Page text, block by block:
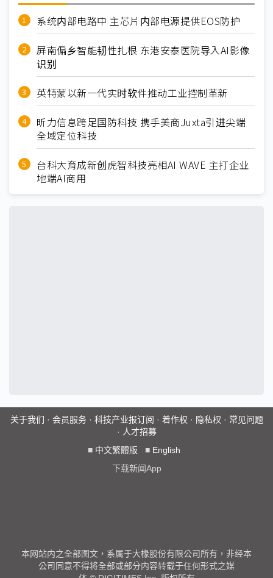
系统内部电路中 主芯片内部电源提供EOS防护
屏南偏乡智能韧性扎根 东港安泰医院导入AI影像
识别
英特蒙以新一代实时软件推动工业控制革新
昕力信息跨足国防科技 携手美商Juxta引进尖端
全域定位科技
台科大育成新创虎智科技亮相AI WAVE 主打企业
地端AI商用
关于我们 · 会员服务· 科技产业报订阅 · 着作权 · 隐私权 · 常见问题
· 人才招募
■ 中文繁體版 ■ English
下载新闻App
本网站内之全部图文，系属于大椽股份有限公司所有，非经本
公司同意不得将全部或部分内容转载于任何形式之媒